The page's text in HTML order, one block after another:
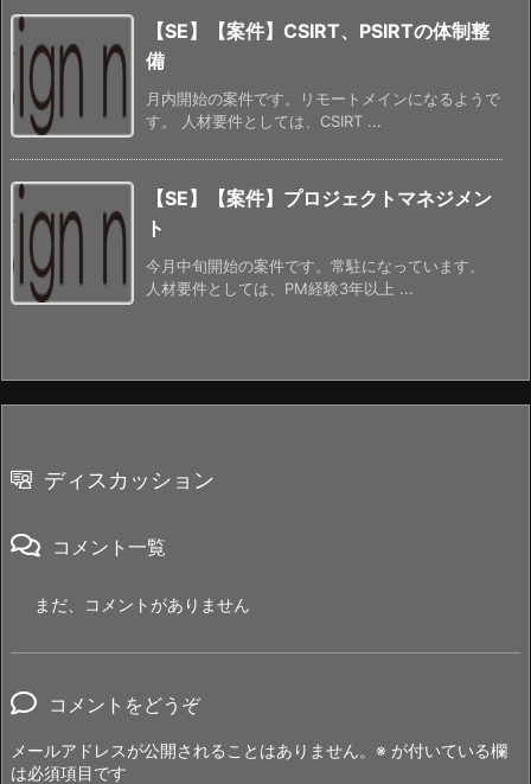
【SE】【案件】CSIRT、PSIRTの体制整
備
月内開始の案件です。リモートメインになるようで
す。 人材要件としては、CSIRT ...
【SE】【案件】プロジェクトマネジメン
ト
今月中旬開始の案件です。常駐になっています。
人材要件としては、PM経験3年以上 ...
ディスカッション
コメント一覧
まだ、コメントがありません
コメントをどうぞ
メールアドレスが公開されることはありません。 ※ が付いている欄
は必須項目です